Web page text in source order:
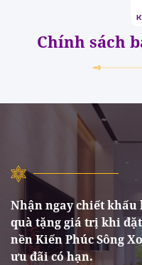
Chính sách
Nhận ngay chiết khấu
quà tặng giá trị khi
nền Kiến Phúc Sông
ưu đãi có hạn.